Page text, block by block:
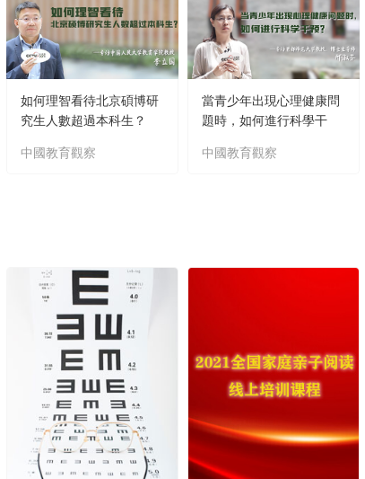
如何理智看待北京碩博研
究生人數超過本科生？
中國教育觀察
當青少年出現心理健康問
題時，如何進行科學干
中國教育觀察